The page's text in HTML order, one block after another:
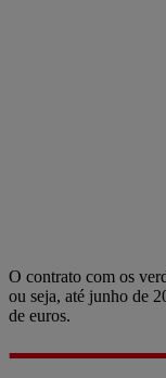
O contrato com os
ou seja, até junho de
de euros.